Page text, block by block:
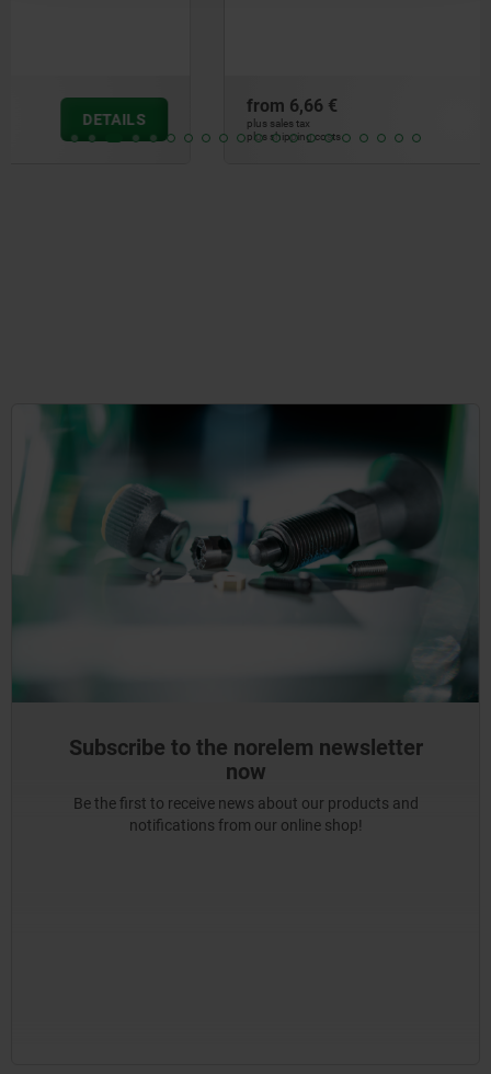
from
plus sales tax
plus shipping costs
Subscribe to the norelem newsletter
now
Be the first to receive news about our products and
notifications from our online shop!